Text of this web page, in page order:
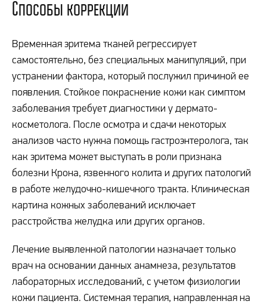
Способы коррекции
Временная эритема тканей регрессирует
самостоятельно, без специальных манипуляций, при
устранении фактора, который послужил причиной ее
появления. Стойкое покраснение кожи как симптом
заболевания требует диагностики у дермато-
косметолога. После осмотра и сдачи некоторых
анализов часто нужна помощь гастроэнтеролога, так
как эритема может выступать в роли признака
болезни Крона, язвенного колита и других патологий
в работе желудочно-кишечного тракта. Клиническая
картина кожных заболеваний исключает
расстройства желудка или других органов.
Лечение выявленной патологии назначает только
врач на основании данных анамнеза, результатов
лабораторных исследований, с учетом физиологии
кожи пациента. Системная терапия, направленная на